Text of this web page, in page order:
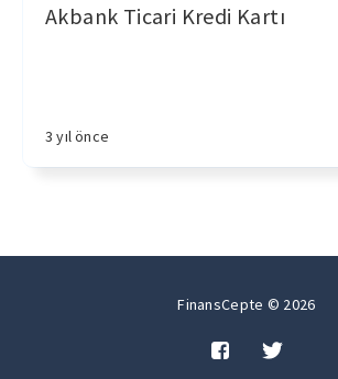
Akbank Ticari Kredi Kartı
3 yıl önce
FinansCepte © 2026